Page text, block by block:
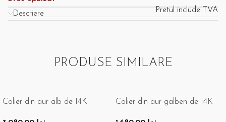
Pretul include TVA
Descriere
PRODUSE SIMILARE
Colier din aur alb de 14K Colier din aur galben de 14K